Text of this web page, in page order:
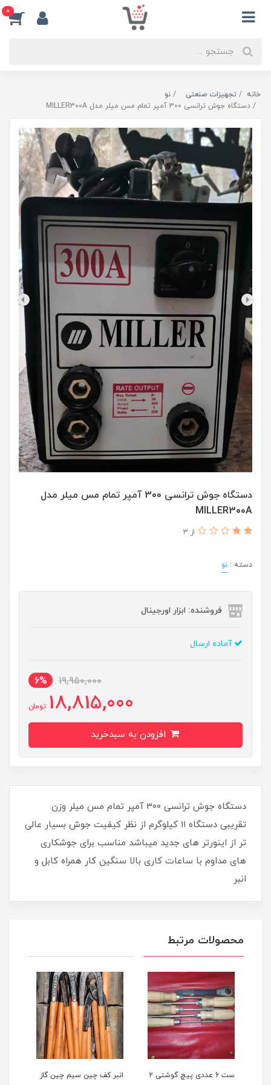
0
خانه تجهیزات صنعتی
نو
دستگاه جوش ترانسی 300 آمپر تمام مس میلر مدل MILLER300A
دستگاه جوش ترانسی 300 آمپر تمام مس میلر مدل
MILLER300A
از 3
دسته : نو
فروشنده: ابزار اورجینال
آماده ارسال
19,950,000
6%
18,815,000 تومان
دستگاه جوش ترانسی 300 آمپر تمام مس میلر وزن
تقریبی دستگاه 11 کیلوگرم از نظر کیفیت جوش بسیار عالی
تر از اینورتر های جدید میباشد مناسب برای جوشکاری
های مداوم با ساعات کاری بالا سنگین کار همراه کابل و
انبر
محصولات مرتبط
ست 6 عددی پیچ گوشتی 2 انبر کف چین سیم چین گاز